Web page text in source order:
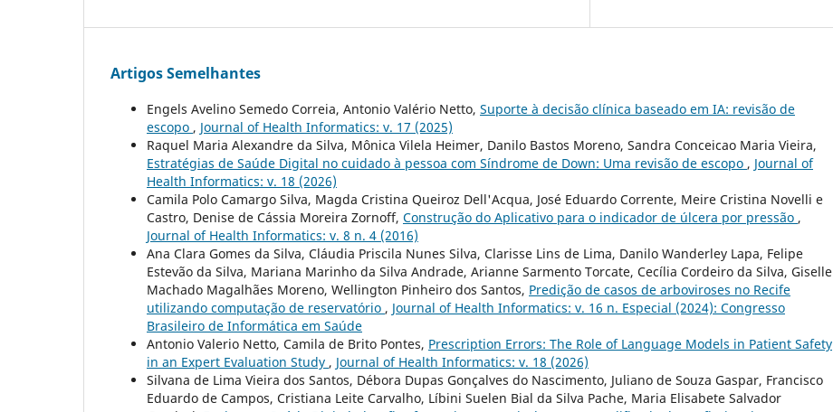
Artigos Semelhantes
Engels Avelino Semedo Correia, Antonio Valério Netto, Suporte à decisão clínica baseado em IA: revisão de
escopo , Journal of Health Informatics: v. 17 (2025)
Raquel Maria Alexandre da Silva, Mônica Vilela Heimer, Danilo Bastos Moreno, Sandra Conceicao Maria Vieira,
Estratégias de Saúde Digital no cuidado à pessoa com Síndrome de Down: Uma revisão de escopo , Journal of
Health Informatics: v. 18 (2026)
Camila Polo Camargo Silva, Magda Cristina Queiroz Dell'Acqua, José Eduardo Corrente, Meire Cristina Novelli e
Castro, Denise de Cássia Moreira Zornoff, Construção do Aplicativo para o indicador de úlcera por pressão ,
Journal of Health Informatics: v. 8 n. 4 (2016)
Ana Clara Gomes da Silva, Cláudia Priscila Nunes Silva, Clarisse Lins de Lima, Danilo Wanderley Lapa, Felipe
Estevão da Silva, Mariana Marinho da Silva Andrade, Arianne Sarmento Torcate, Cecília Cordeiro da Silva, Giselle
Machado Magalhães Moreno, Wellington Pinheiro dos Santos, Predição de casos de arboviroses no Recife
utilizando computação de reservatório , Journal of Health Informatics: v. 16 n. Especial (2024): Congresso
Brasileiro de Informática em Saúde
Antonio Valerio Netto, Camila de Brito Pontes, Prescription Errors: The Role of Language Models in Patient Safety
in an Expert Evaluation Study , Journal of Health Informatics: v. 18 (2026)
Silvana de Lima Vieira dos Santos, Débora Dupas Gonçalves do Nascimento, Juliano de Souza Gaspar, Francisco
Eduardo de Campos, Cristiana Leite Carvalho, Líbini Suelen Bial da Silva Pache, Maria Elisabete Salvador